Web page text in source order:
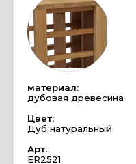
материал:
дубовая древесина
Цвет:
Дуб натуральный
Арт.
ER2521